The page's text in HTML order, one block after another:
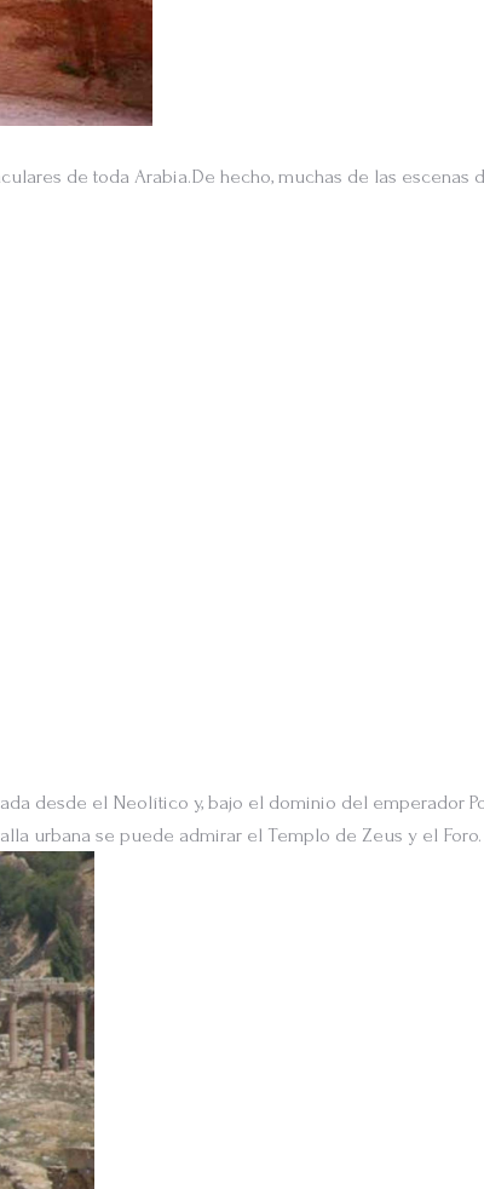
de toda Arabia.De hecho, muchas de las
desde el Neolítico y, bajo el dominio del emperador
urbana se puede admirar el Templo de Zeus y el Foro.